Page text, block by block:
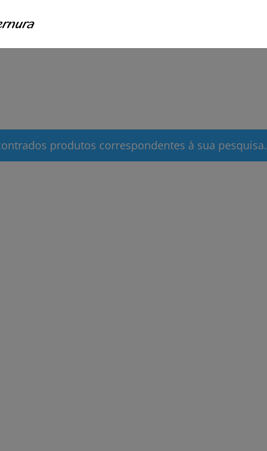
produtos correspondentes à sua pesquisa.